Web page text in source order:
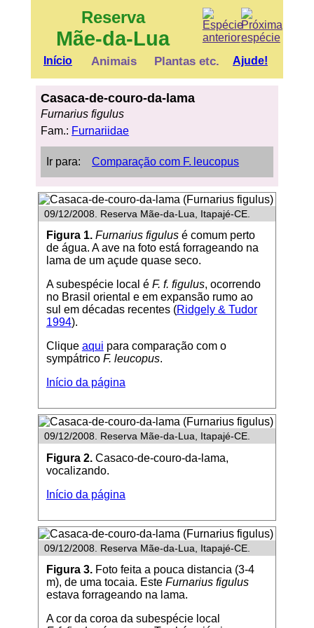
Reserva
Mãe-da-Lua
Início Animais Plantas etc. Ajude!
Casaca-de-couro-da-lama
Furnarius figulus
Fam.: Furnariidae
Ir para:Comparação com F. leucopus
09/12/2008. Reserva Mãe-da-Lua, Itapajé-CE.
Figura 1. Furnarius figulusé comum perto
de água. A ave na foto está forrageando na
lama de um açude quase seco.
A subespécie local é F. f. figulus, ocorrendo
no Brasil oriental e em expansão rumo ao
sul em décadas recentes (Ridgely & Tudor
1994).
Clique aqui para comparação com o
sympátrico F. leucopus.
Início da página
09/12/2008. Reserva Mãe-da-Lua, Itapajé-CE.
Figura 2.Casaco-de-couro-da-lama,
vocalizando.
Início da página
09/12/2008. Reserva Mãe-da-Lua, Itapajé-CE.
Figura 3.Foto feita a pouca distancia (3-4
m), de uma tocaia. Este Furnarius figulus
estava forrageando na lama.
A cor da coroa da subespécie local